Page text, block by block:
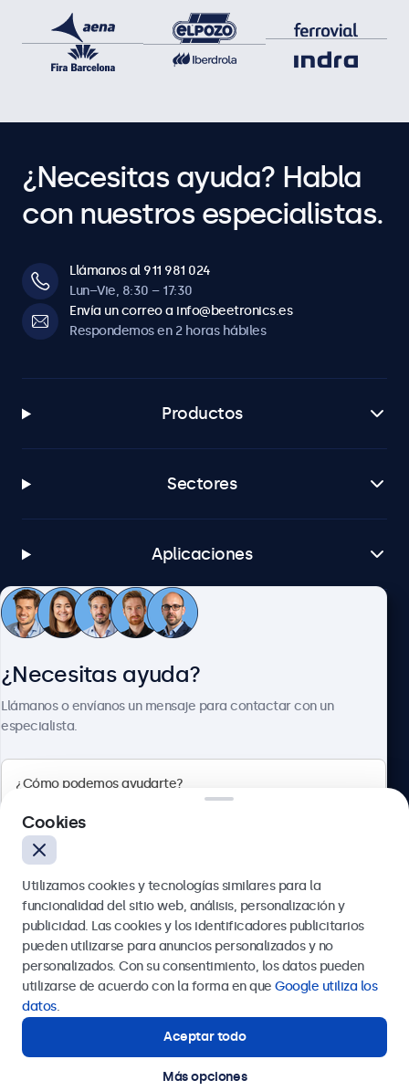
¿Necesitas ayuda? Habla
con nuestros especialistas.
Llámanos al 911 981 024
Lun–Vie, 8:30 – 17:30
Envía un correo a info@beetronics.es
Respondemos en 2 horas hábiles
Productos
Sectores
Aplicaciones
Atención al cliente
4.8/5 la valoración de 5000+ empresas
Español
© 2026 Beetronics
¿Necesitas ayuda?
Llámanos o envíanos un mensaje para contactar con un
especialista.
Enviar
Estamos aquí para ayudarte.
Cookies
Utilizamos cookies y tecnologías similares para la
funcionalidad del sitio web, análisis, personalización y
publicidad. Las cookies y los identificadores publicitarios
pueden utilizarse para anuncios personalizados y no
personalizados. Con su consentimiento, los datos pueden
utilizarse de acuerdo con la forma en que Google utiliza los
datos.
Aceptar todo
Más opciones